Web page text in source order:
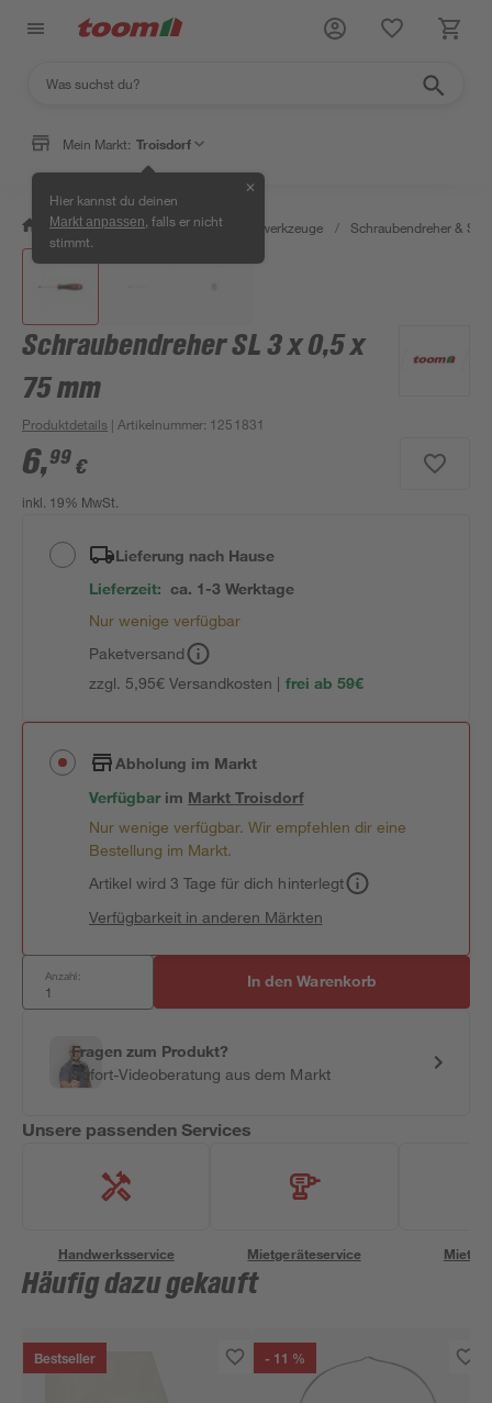
Mein Markt: Troisdorf
Hier kannst du deinen
Markt anpassen , falls er nicht
stimmt.
✕
/ Werkstatt & Maschinen / Handwerkzeuge / Schraubendreher &
Schraubendreher SL 3 x 0,5 x
75 mm
Produktdetails | Artikelnummer: 1251831
6,99 €
inkl. 19% MwSt.
Lieferung nach Hause
Lieferzeit: ca. 1-3 Werktage
Nur wenige verfügbar
Paketversand
zzgl. 5,95€ Versandkosten | frei ab 59€
Abholung im Markt
Verfügbar im MarktTroisdorf
Nur wenige verfügbar. Wir empfehlen dir eine
Bestellung im Markt.
Artikel wird 3 Tage für dich hinterlegt
Verfügbarkeit in anderen Märkten
Anzahl: In den Warenkorb
Fragen zum Produkt?
Sofort-Videoberatung aus dem Markt
Unsere passenden Services
Handwerksservice Mietgeräteservice
Häufig dazu gekauft
Bestseller - 11 %